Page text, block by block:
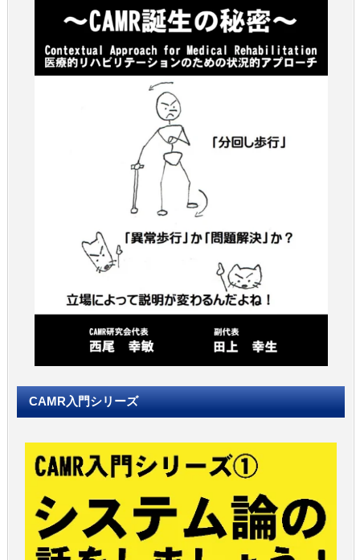
CAMR入門シリーズ